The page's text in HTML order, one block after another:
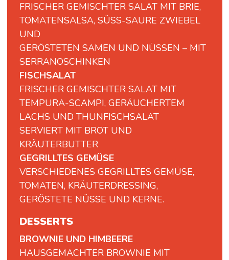
FRISCHER GEMISCHTER SALAT MIT BRIE,
TOMATENSALSA, SÜSS-SAURE ZWIEBEL
UND
GERÖSTETEN SAMEN UND NÜSSEN – MIT
SERRANOSCHINKEN
FISCHSALAT
FRISCHER GEMISCHTER SALAT MIT
TEMPURA-SCAMPI, GERÄUCHERTEM
LACHS UND THUNFISCHSALAT
SERVIERT MIT BROT UND
KRÄUTERBUTTER
GEGRILLTES GEMÜSE
VERSCHIEDENES GEGRILLTES GEMÜSE,
TOMATEN, KRÄUTERDRESSING,
GERÖSTETE NÜSSE UND KERNE.
DESSERTS
BROWNIE UND HIMBEERE
HAUSGEMACHTER BROWNIE MIT